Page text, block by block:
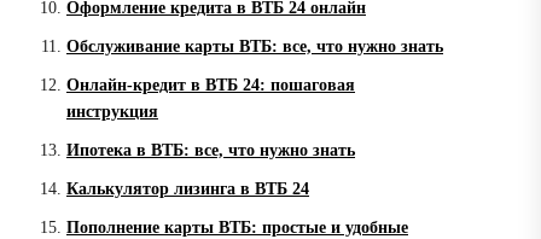
Оформление кредита в ВТБ 24 онлайн
Обслуживание карты ВТБ: все, что нужно знать
Онлайн-кредит в ВТБ 24: пошаговая
инструкция
Ипотека в ВТБ: все, что нужно знать
Калькулятор лизинга в ВТБ 24
Пополнение карты ВТБ: простые и удобные